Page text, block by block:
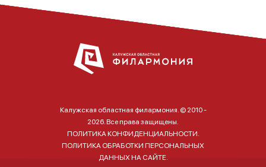
Калужская областная филармония. © 2010 -
2026. Все права защищены.
ПОЛИТИКА КОНФИДЕНЦИАЛЬНОСТИ.
ПОЛИТИКА ОБРАБОТКИ ПЕРСОНАЛЬНЫХ
ДАННЫХ НА САЙТЕ.